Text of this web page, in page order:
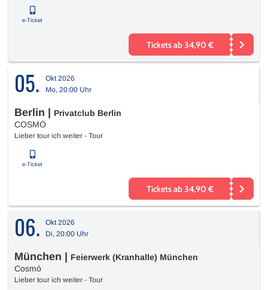
e-Ticket
Tickets ab 34,90 €
05.
Okt 2026
Mo, 20:00 Uhr
Berlin
Privatclub Berlin
COSMÓ
Lieber tour ich weiter - Tour
e-Ticket
Tickets ab 34,90 €
06.
Okt 2026
Di, 20:00 Uhr
München
Feierwerk (Kranhalle) München
Cosmó
Lieber tour ich weiter - Tour